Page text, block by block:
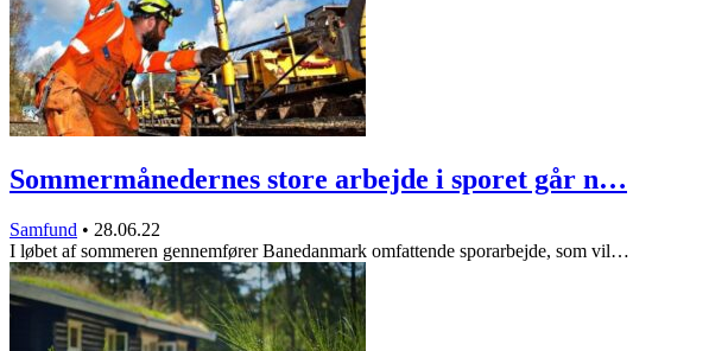
Sommermånedernes store arbejde i sporet går n…
Samfund • 28.06.22
I løbet af sommeren gennemfører Banedanmark omfattende sporarbejde, som vil…